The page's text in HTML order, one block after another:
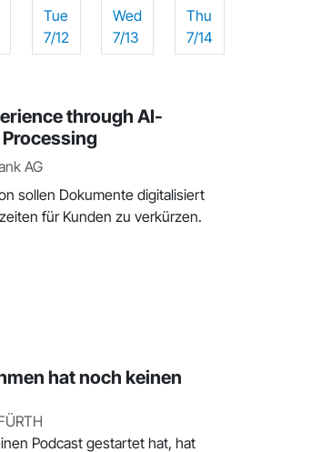
Tue
7/12
Wed
7/13
Thu
7/14
through AI-
AG
sollen Dokumente digitalisiert
für Kunden zu verkürzen.
hat noch keinen
Podcast gestartet hat, hat